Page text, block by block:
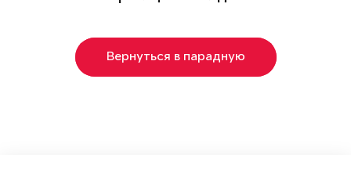
Вернуться в парадную